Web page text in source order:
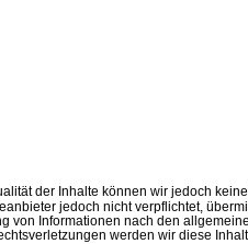
der Inhalte können wir jedoch
jedoch nicht verpflichtet,
Informationen nach den
werden wir diese